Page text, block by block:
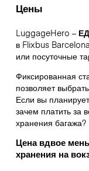
Цены
LuggageHero –
в Flixbus
или посуточные
Фиксированная
позволяет
Если вы
зачем платить за
хранения багажа?
Цена вдвое
хранения на